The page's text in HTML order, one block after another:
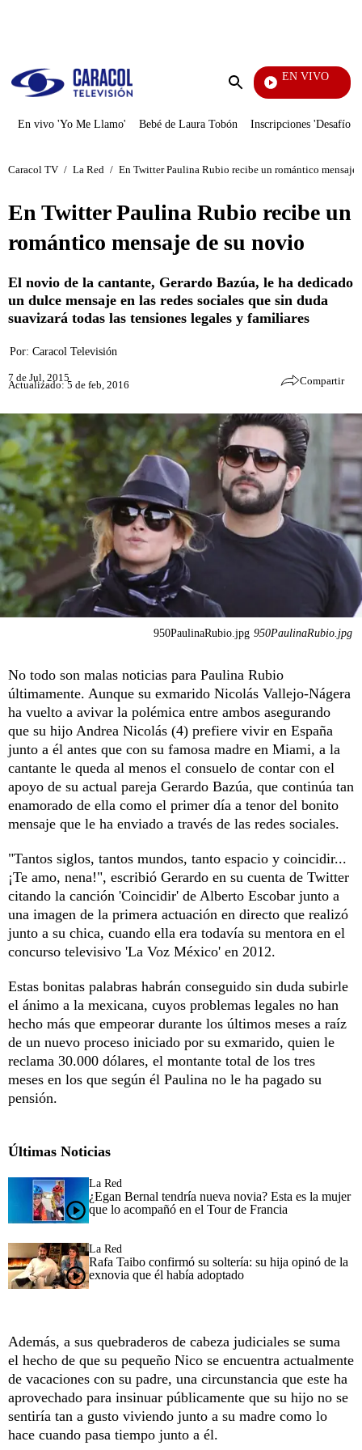
Enviar
EN VIVO
Televentas
En vivo 'Yo Me Llamo' Bebé de Laura Tobón Inscripciones 'Desafío'
Caracol TV / La Red / En Twitter Paulina Rubio recibe un romántico mensaje
En Twitter Paulina Rubio recibe un
romántico mensaje de su novio
El novio de la cantante, Gerardo Bazúa, le ha dedicado
un dulce mensaje en las redes sociales que sin duda
suavizará todas las tensiones legales y familiares
Por: Caracol Televisión
7 de Jul, 2015
Actualizado: 5 de feb, 2016 Compartir
950PaulinaRubio.jpg 950PaulinaRubio.jpg
No todo son malas noticias para Paulina Rubio
últimamente. Aunque su exmarido Nicolás Vallejo-Nágera
ha vuelto a avivar la polémica entre ambos asegurando
que su hijo Andrea Nicolás (4) prefiere vivir en España
junto a él antes que con su famosa madre en Miami, a la
cantante le queda al menos el consuelo de contar con el
apoyo de su actual pareja Gerardo Bazúa, que continúa tan
enamorado de ella como el primer día a tenor del bonito
mensaje que le ha enviado a través de las redes sociales.
"Tantos siglos, tantos mundos, tanto espacio y coincidir...
¡Te amo, nena!", escribió Gerardo en su cuenta de Twitter
citando la canción 'Coincidir' de Alberto Escobar junto a
una imagen de la primera actuación en directo que realizó
junto a su chica, cuando ella era todavía su mentora en el
concurso televisivo 'La Voz México' en 2012.
Estas bonitas palabras habrán conseguido sin duda subirle
el ánimo a la mexicana, cuyos problemas legales no han
hecho más que empeorar durante los últimos meses a raíz
de un nuevo proceso iniciado por su exmarido, quien le
reclama 30.000 dólares, el montante total de los tres
meses en los que según él Paulina no le ha pagado su
pensión.
Últimas Noticias
La Red
¿Egan Bernal tendría nueva novia? Esta es la mujer
que lo acompañó en el Tour de Francia
La Red
Rafa Taibo confirmó su soltería: su hija opinó de la
exnovia que él había adoptado
Además, a sus quebraderos de cabeza judiciales se suma
el hecho de que su pequeño Nico se encuentra actualmente
de vacaciones con su padre, una circunstancia que este ha
aprovechado para insinuar públicamente que su hijo no se
sentiría tan a gusto viviendo junto a su madre como lo
hace cuando pasa tiempo junto a él.